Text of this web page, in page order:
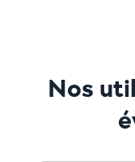
Nos